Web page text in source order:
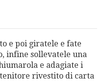
e poi giratele e fate
infine sollevatele una
e adagiate i
rivestito di carta